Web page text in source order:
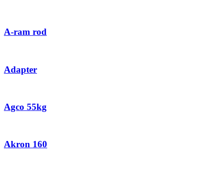
A-ram rod
Adapter
Agco 55kg
Akron 160